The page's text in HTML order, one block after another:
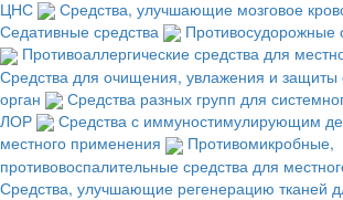
ЦНС
Средства, улучшающие мозговое
Седативные средства
Противосудорожные
Противоаллергические средства для
Средства для очищения, увлажения и защиты
орган
Средства разных групп для
ЛОР
Средства с иммуностимулирующим
местного применения
Противомикробные,
противовоспалительные средства для
Средства, улучшающие регенерацию тканей